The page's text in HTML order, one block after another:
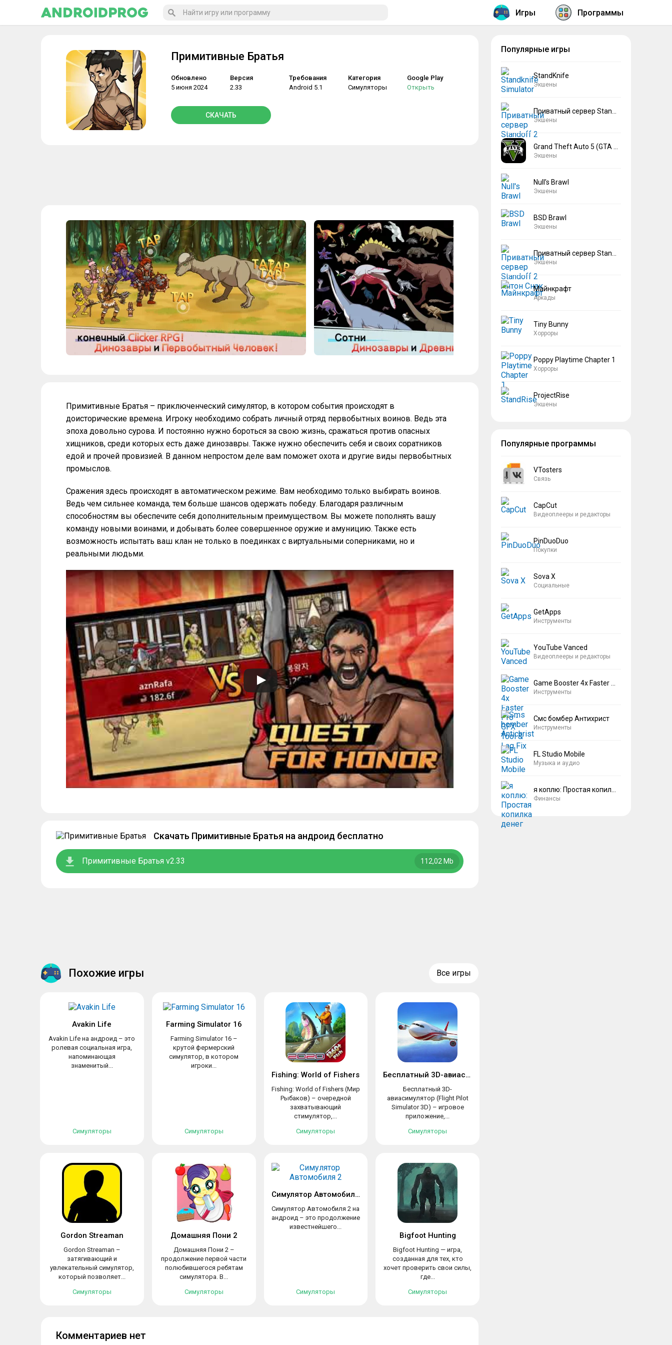
Игры Программы
Примитивные Братья
Обновлено
5 июня 2024
Версия
2.33
Требования
Android 5.1
Категория
Симуляторы
Google Play
Открыть
СКАЧАТЬ
Примитивные Братья – приключенческий симулятор, в котором события происходят в
доисторические времена. Игроку необходимо собрать личный отряд первобытных воинов. Ведь эта
эпоха довольно сурова. И постоянно нужно бороться за свою жизнь, сражаться против опасных
хищников, среди которых есть даже динозавры. Также нужно обеспечить себя и своих соратников
едой и прочей провизией. В данном непростом деле вам поможет охота и другие виды первобытных
промыслов.
Сражения здесь происходят в автоматическом режиме. Вам необходимо только выбирать воинов.
Ведь чем сильнее команда, тем больше шансов одержать победу. Благодаря различным
способностям вы обеспечите себя дополнительным преимуществом. Вы можете пополнять вашу
команду новыми воинами, и добывать более совершенное оружие и амуницию. Также есть
возможность испытать ваш клан не только в поединках с виртуальными соперниками, но и
реальными людьми.
Скачать Примитивные Братья на андроид бесплатно
Примитивные Братья v2.33 112,02 Mb
Похожие игры Все игры
Avakin Life
Avakin Life на андроид – это
ролевая социальная игра,
напоминающая
знаменитый...
Симуляторы
Farming Simulator 16
Farming Simulator 16 –
крутой фермерский
симулятор, в котором
игроки...
Симуляторы
Fishing: World of Fishers
Fishing: World of Fishers (Мир
Рыбаков) – очередной
захватывающий
стимулятор,...
Симуляторы
Бесплатный 3D-авиасимулятор
Бесплатный 3D-
авиасимулятор (Flight Pilot
Simulator 3D) – игровое
приложение,...
Симуляторы
Gordon Streaman
Gordon Streaman –
затягивающий и
увлекательный симулятор,
который позволяет...
Симуляторы
Домашняя Пони 2
Домашняя Пони 2 –
продолжение первой части
полюбившегося ребятам
симулятора. В...
Симуляторы
Симулятор Автомобиля 2
Симулятор Автомобиля 2 на
андроид – это продолжение
известнейшего...
Симуляторы
Bigfoot Hunting
Bigfoot Hunting — игра,
созданная для тех, кто
хочет проверить свои силы,
где...
Симуляторы
Комментариев нет
Популярные игры
StandKnife
Экшены
Экшены
Экшены
Null’s Brawl
Экшены
BSD Brawl
Экшены
Экшены
Майнкрафт
Аркады
Tiny Bunny
Хорроры
Poppy Playtime Chapter 1
Хорроры
ProjectRise
Экшены
Популярные программы
VTosters
Связь
CapCut
Видеоплееры и редакторы
PinDuoDuo
Покупки
Sova X
Социальные
GetApps
Инструменты
YouTube Vanced
Видеоплееры и редакторы
Инструменты
Смс бомбер Антихрист
Инструменты
FL Studio Mobile
Музыка и аудио
Финансы